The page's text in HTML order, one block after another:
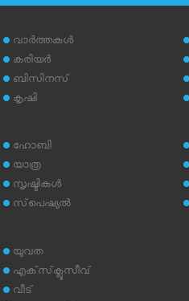
വാര്‍ത്തകള്‍
കരിയര്‍
ബിസിനസ്
കൃഷി
ഹോബി
യാത്ര
സൃഷ്ടികള്‍
സ്‌പെഷ്യല്‍
യുവത
എക്‌സ്‌ക്ലൂസീവ്
വീട്